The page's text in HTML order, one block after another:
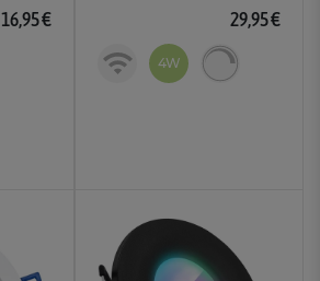
16,95 € 29,95 €
4W